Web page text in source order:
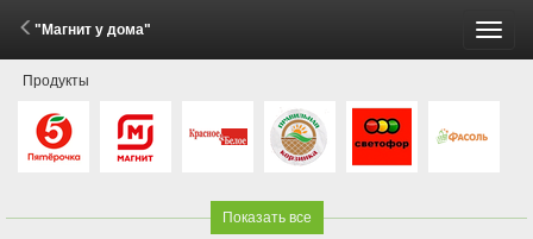
"Магнит у дома"
Продукты
Показать все